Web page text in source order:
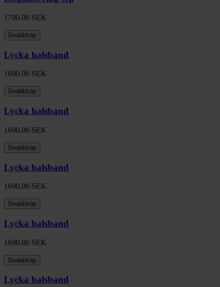
1790.00 SEK
Snabbköp
Lycka halsband
1690.00 SEK
Snabbköp
Lycka halsband
1690.00 SEK
Snabbköp
Lycka halsband
1690.00 SEK
Snabbköp
Lycka halsband
1690.00 SEK
Snabbköp
Lycka halsband